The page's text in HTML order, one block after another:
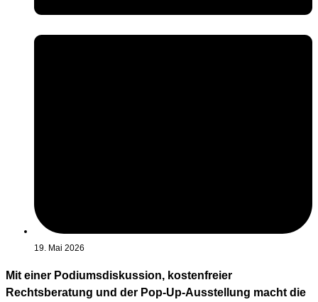
19. Mai 2026
Mit einer Podiumsdiskussion, kostenfreier
Rechtsberatung und der Pop-Up-Ausstellung macht die